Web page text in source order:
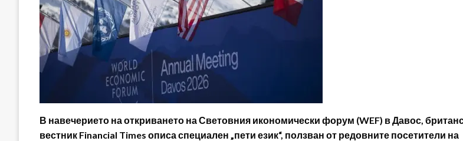
В навечерието на откриването на Световния икономически форум (WEF) в Давос,
вестник Financial Times описа специален „пети език“, ползван от редовните посетители на